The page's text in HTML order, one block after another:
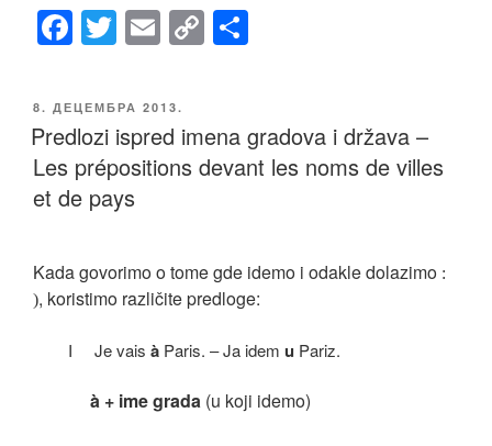
F
a
c
e
b
o
k
T
wi
tt
er
E
m
ail
C
o
y
Li
e
ОБЈАВЉЕНО
8. ДЕЦЕМБРА 2013.
Predlozi ispred imena gradova i država –
Les prépositions devant les noms de villes
et de pays
Kada govorimo o tome gde idemo i odakle dolazimo :
), koristimo različite predloge:
I Je vais à Paris. – Ja idem u Pariz.
à + ime grada (u koji idemo)